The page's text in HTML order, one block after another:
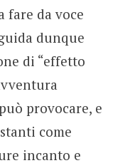
fare da voce
dunque
di “effetto
provocare, e
come
incanto e